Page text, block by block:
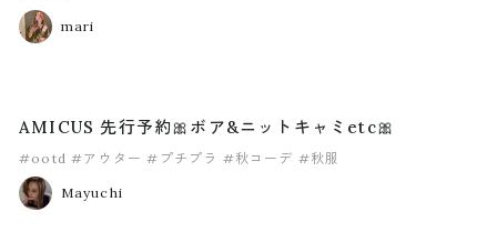
mari
AMICUS 先行予約🎀ボア&ニットキャミetc🎀
#ootd #アウター #プチプラ #秋コーデ #秋服
Mayuchi